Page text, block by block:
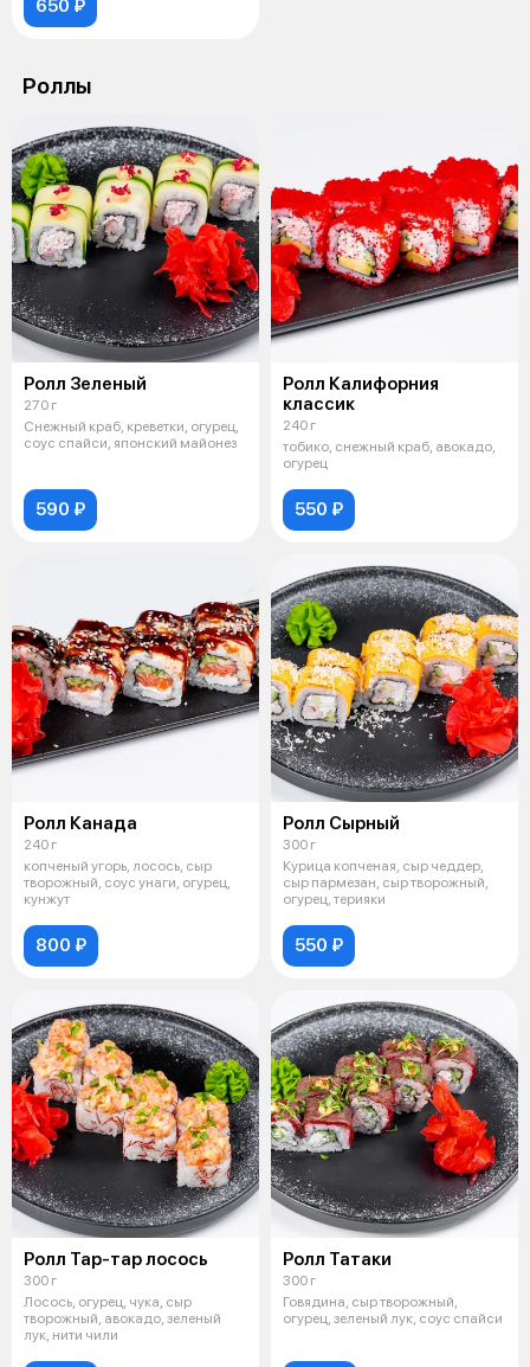
650 ₽
Роллы
Ролл Зеленый
270 г
Снежный краб, креветки, огурец,
соус спайси, японский майонез
590 ₽
Ролл Калифорния
классик
240 г
тобико, снежный краб, авокадо,
огурец
550 ₽
Ролл Канада
240 г
копченый угорь, лосось, сыр
творожный, соус унаги, огурец,
кунжут
800 ₽
Ролл Сырный
300 г
Курица копченая, сыр чеддер,
сыр пармезан, сыр творожный,
огурец, терияки
550 ₽
Ролл Тар-тар лосось
300 г
Лосось, огурец, чука, сыр
творожный, авокадо, зеленый
лук, нити чили
Ролл Татаки
300 г
Говядина, сыр творожный,
огурец, зеленый лук, соус спайси